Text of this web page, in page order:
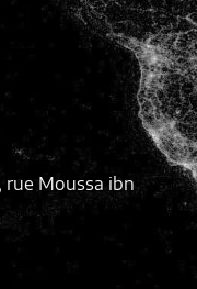
rue Moussa ibn